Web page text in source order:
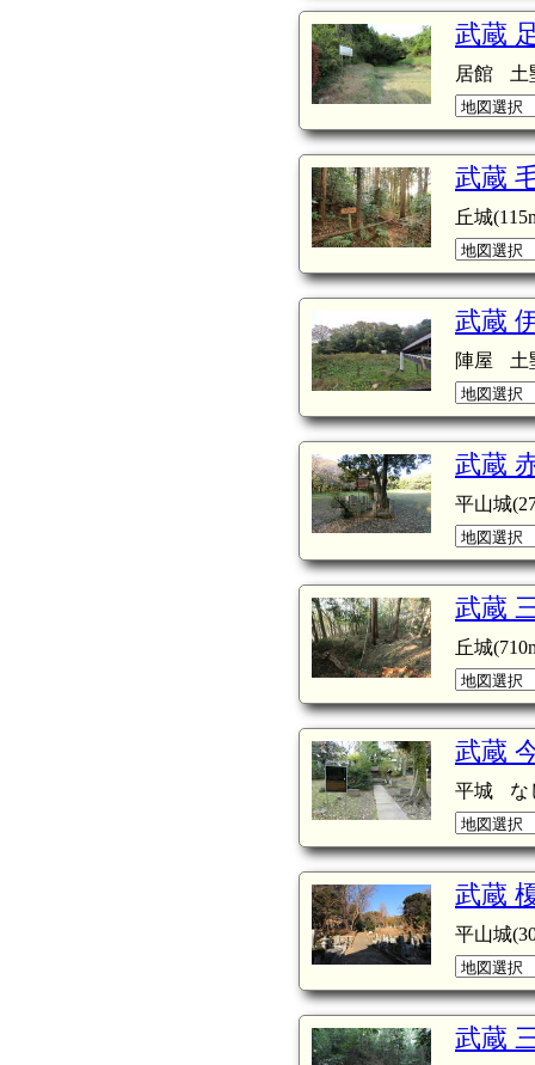
武蔵
居館 土
武蔵
丘城
武蔵
陣屋 土
武蔵
平山城
武蔵
丘城
武蔵
平城 な
武蔵
平山城
武蔵